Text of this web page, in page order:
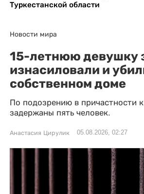
Туркестанской области
Новости мира
15-летнюю девушку
изнасиловали и
собственном доме
По подозрению в причастности
задержаны пять человек.
Анастасия Цирулик 05.08.2026, 02:27